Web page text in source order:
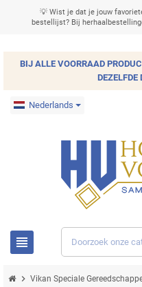
💡 Wist je dat je jouw
bestellijst? Bij
BIJ ALLE VOORRAAD
DEZELFDE
Nederlands
view_headline
chevron_right Vikan Speciale